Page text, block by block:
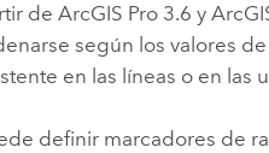
deArcGIS Pro 3.6 y
según los valores
en las líneas o en las
definir marcadores de